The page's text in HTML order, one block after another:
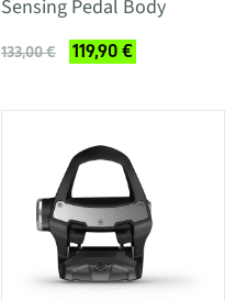
Sensing Pedal Body
133,00 € 119,90 €